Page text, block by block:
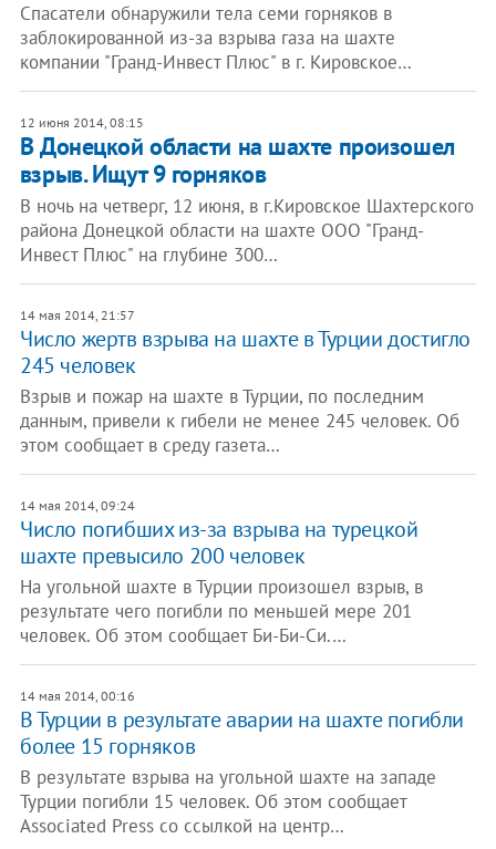
Спасатели обнаружили тела семи горняков в
заблокированной из-за взрыва газа на шахте
компании "Гранд-Инвест Плюс" в г. Кировское…
12 июня 2014, 08:15
В Донецкой области на шахте произошел
взрыв. Ищут 9 горняков
В ночь на четверг, 12 июня, в г.Кировское Шахтерского
района Донецкой области на шахте ООО "Гранд-
Инвест Плюс" на глубине 300…
14 мая 2014, 21:57
Число жертв взрыва на шахте в Турции достигло
245 человек
Взрыв и пожар на шахте в Турции, по последним
данным, привели к гибели не менее 245 человек. Об
этом сообщает в среду газета…
14 мая 2014, 09:24
Число погибших из-за взрыва на турецкой
шахте превысило 200 человек
На угольной шахте в Турции произошел взрыв, в
результате чего погибли по меньшей мере 201
человек. Об этом сообщает Би-Би-Си.…
14 мая 2014, 00:16
В Турции в результате аварии на шахте погибли
более 15 горняков
В результате взрыва на угольной шахте на западе
Турции погибли 15 человек. Об этом сообщает
Associated Press со ссылкой на центр…